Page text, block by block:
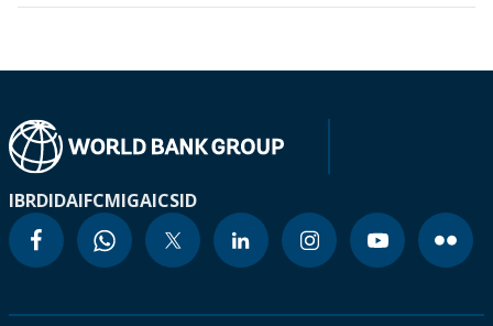
IBRDIDAIFCMIGAICSID